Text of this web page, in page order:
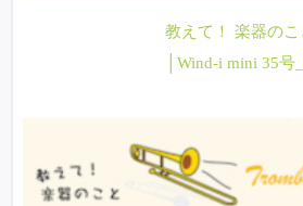
教えて！ 楽器の
│Wind-i mini 35号